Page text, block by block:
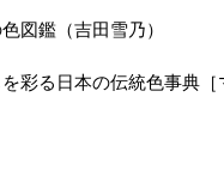
色図鑑（吉田雪乃）
を彩る日本の伝統色事典［